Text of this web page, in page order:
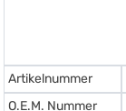
Artikelnummer
O.E.M. Nummer